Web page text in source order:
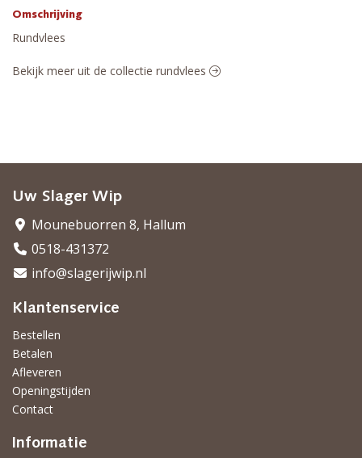
Omschrijving
Rundvlees
Bekijk meer uit de collectie rundvlees
Uw Slager Wip
Mounebuorren 8, Hallum
0518-431372
info@slagerijwip.nl
Klantenservice
Bestellen
Betalen
Afleveren
Openingstijden
Contact
Informatie